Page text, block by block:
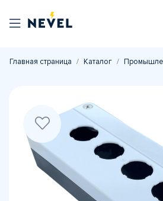
Главная страница Каталог